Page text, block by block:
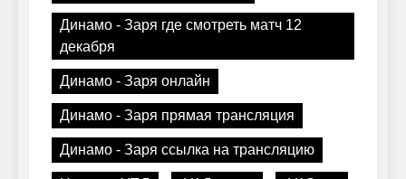
Динамо - Заря где смотреть матч 12
декабря
Динамо - Заря онлайн
Динамо - Заря прямая трансляция
Динамо - Заря ссылка на трансляцию